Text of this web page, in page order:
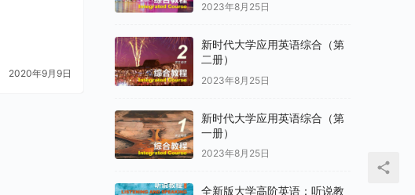
2020年9月9日
2023年8月25日
新时代大学应用英语综合（第
二册）
2023年8月25日
新时代大学应用英语综合（第
一册）
2023年8月25日
全新版大学高阶英语：听说教